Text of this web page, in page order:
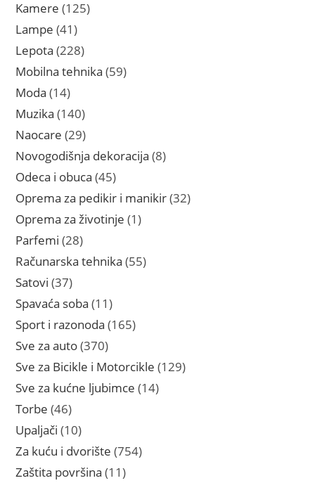
Kamere 125125
Lampe 4141
proizvod
Lepota 228228
proizvoda
Mobilna tehnika 5959
Moda 1414
proizvoda
Muzika 140140
proizvoda
Naocare 2929
proizvoda
Novogodišnja dekoracija 88
Odeca i obuca 4545
proizvoda
Oprema za pedikir i manikir 3232
Oprema za životinje 11
Parfemi 2828
proizvoda
Računarska tehnika 5555
Satovi 3737
proizvoda
Spavaća soba 1111
proizvoda
Sport i razonoda 165165
Sve za auto 370370
proizvoda
Sve za Bicikle i Motorcikle 129129
Sve za kućne ljubimce 1414
Torbe 4646
proizvoda
Upaljači 1010
proizvoda
Za kuću i dvorište 754754
Zaštita površina 1111